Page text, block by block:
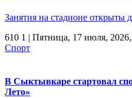
Занятия на стадионе открыты
610 1 | Пятница, 17 июля,
Спорт
В Сыктывкаре стартовал
Лето»